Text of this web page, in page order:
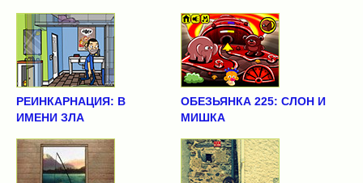
РЕИНКАРНАЦИЯ: В
ИМЕНИ ЗЛА
ОБЕЗЬЯНКА 225: СЛОН И
МИШКА